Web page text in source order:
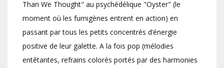
Than We Thought" au psychédélique "Oyster" (le
moment où les fumigènes entrent en action) en
passant par tous les petits concentrés d’énergie
positive de leur galette. A la fois pop (mélodies
entêtantes, refrains colorés portés par des harmonies